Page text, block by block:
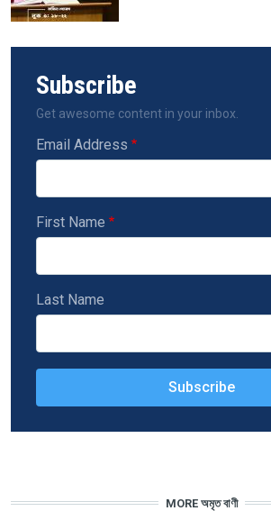
Subscribe
Get awesome content in your inbox.
Email Address
First Name
Last Name
MORE অমৃত বাণী